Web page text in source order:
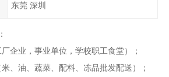
东莞 深圳
企业，事业单位，学校职工食堂）；
、油、蔬菜、配料、冻品批发配送）；